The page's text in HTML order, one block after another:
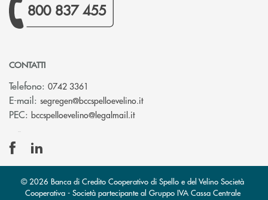
800 837 455
CONTATTI
Telefono: 0742 3361
E-mail: segregen@bccspelloevelino.it(si apre l’app di posta
PEC: bccspelloevelino@legalmail.it(si apre l’app di posta
© 2026 Banca di Credito Cooperativo di Spello e del Velino Società
Cooperativa - Società partecipante al Gruppo IVA Cassa Centrale